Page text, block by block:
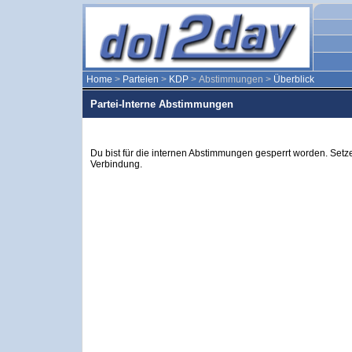
Home > Parteien > KDP > Abstimmungen > Überblick
Partei-Interne Abstimmungen
Du bist für die internen Abstimmungen gesperrt worden.
Verbindung.